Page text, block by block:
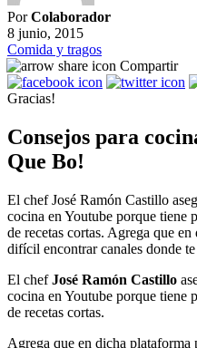
PorColaborador
8 junio, 2015
Comida y tragos
Compartir
Gracias!
Consejos para
Que Bo!
El chef José Ramón Castillo
cocina en Youtube porque tiene
de recetas cortas. Agrega que
difícil encontrar canales donde
El chefJosé Ramón Castillo
cocina en Youtube porque tiene
de recetas cortas.
Agrega que en dicha